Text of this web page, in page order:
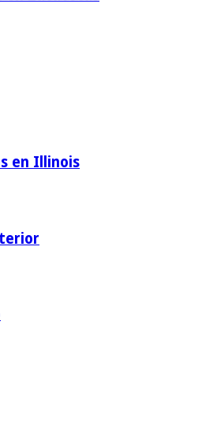
en Illinois